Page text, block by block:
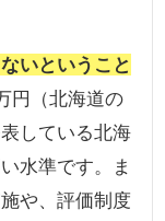
いということ
円（北海道の
している北海
水準です。ま
や、評価制度